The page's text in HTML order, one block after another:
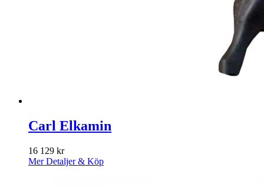
Carl Elkamin
16 129 kr
Mer Detaljer & Köp